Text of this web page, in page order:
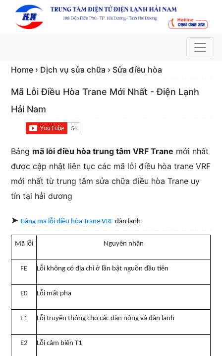
Home › Dịch vụ sửa chữa › Sửa điều hòa
Mã Lỗi Điều Hòa Trane Mới Nhất - Điện Lạnh
Hải Nam
Bảng mã lỗi điều hòa trung tâm VRF Trane mới nhất
được cập nhật liên tục các mã lỗi điều hòa trane VRF
mới nhất từ trung tâm sửa chữa điều hòa Trane uy
tín tại hải dương
➤ Bảng mã lỗi điều hòa Trane VRF dàn lạnh
Mã lỗi Nguyên nhân
FE Lỗi không có địa chỉ ở lần bật nguồn đầu tiên
E0 Lỗi mất pha
E1 Lỗi truyền thông cho các dàn nóng và dàn lạnh
E2 Lỗi cảm biến T1